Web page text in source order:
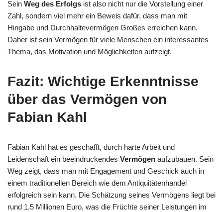
Sein Weg des Erfolgs ist also nicht nur die Vorstellung einer
Zahl, sondern viel mehr ein Beweis dafür, dass man mit
Hingabe und Durchhaltevermögen Großes erreichen kann.
Daher ist sein Vermögen für viele Menschen ein interessantes
Thema, das Motivation und Möglichkeiten aufzeigt.
Fazit: Wichtige Erkenntnisse
über das Vermögen von
Fabian Kahl
Fabian Kahl hat es geschafft, durch harte Arbeit und
Leidenschaft ein beeindruckendes Vermögen aufzubauen. Sein
Weg zeigt, dass man mit Engagement und Geschick auch in
einem traditionellen Bereich wie dem Antiquitätenhandel
erfolgreich sein kann. Die Schätzung seines Vermögens liegt bei
rund 1,5 Millionen Euro, was die Früchte seiner Leistungen im